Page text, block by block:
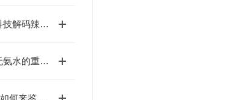
从舌尖到数据，科技解码辣味奥秘：辣椒素辣度检测仪深度剖析
配制纳氏试剂中无氨水的重要性
什么是“地沟油”？如何来鉴别“地沟油”？